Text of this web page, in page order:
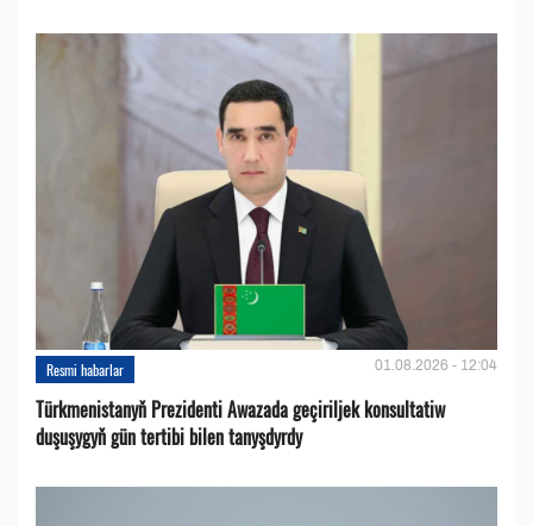
Resmi habarlar 01.08.2026 - 12:04
Türkmenistanyň Prezidenti Awazada geçiriljek konsultatiw
duşuşygyň gün tertibi bilen tanyşdyrdy